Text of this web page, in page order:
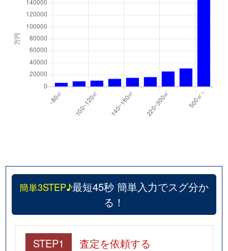
簡単3STEP♪最短45秒 簡単入力でスグ分か
る！
STEP1 査定を依頼する